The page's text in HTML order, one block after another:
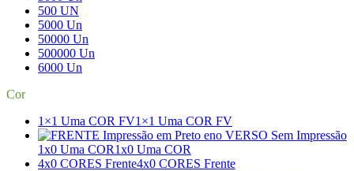
500 UN
5000 Un
50000 Un
500000 Un
6000 Un
Cor
1×1 Uma COR FV1×1 Uma COR FV
1x0 Uma COR1x0 Uma COR
4x0 CORES Frente4x0 CORES Frente